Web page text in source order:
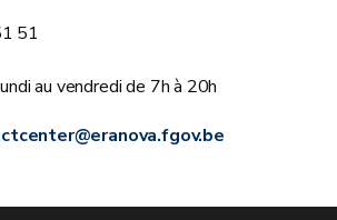
51
au vendredi de 7h à 20h